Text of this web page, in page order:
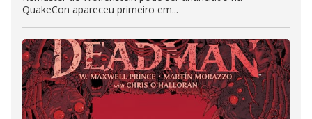
QuakeCon apareceu primeiro em...